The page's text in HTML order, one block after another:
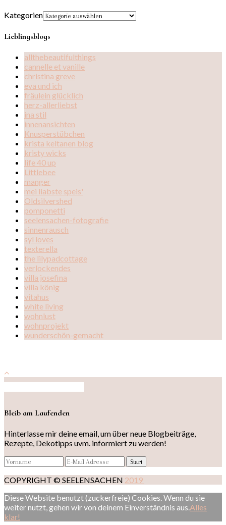
Kategorien
Lieblingsblogs
allthebeautifulthings
cannelle et vanille
christina greve
eva und ich
fräulein glücklich
herz-allerliebst
ina stil
innenansichten
Knusperstübchen
krista keltanen blog
kristy wicks
life 40 up
Littlebee
manger
mei liabste speis'
Oldsilvershed
pomponetti
seelensachen-fotografie
sinnenrausch
syl loves
texterella
the lilypadcottage
verlockendes
villa josefina
villa könig
vitahus
white living
wohnlust
wohnprojekt
wunderschön-gemacht
Bleib am Laufenden
Hinterlasse mir deine email, um über neue Blogbeiträge,
Rezepte, Dekotipps uvm. informiert zu werden!
COPYRIGHT © SEELENSACHEN 2019
Diese Website benutzt (zuckerfreie) Cookies. Wenn du sie
weiter nutzt, gehen wir von deinem Einverständnis aus. Alles
klar!